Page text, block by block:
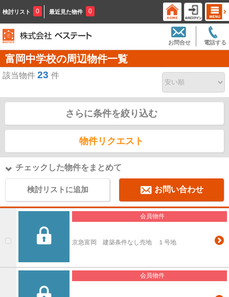
検討リスト 0 最近見た物件 0
電話する
お問合せ
富岡中学校の周辺物件一覧
該当物件 23 件
さらに条件を絞り込む
物件リクエスト
チェックした物件をまとめて
検討リストに追加 お問い合わせ
会員物件
京急富岡 建築条件なし売地 １号地
会員物件